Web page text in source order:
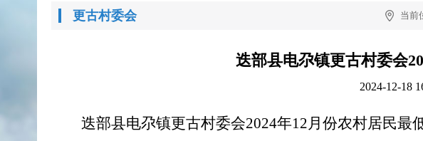
当前
更古村委会
迭部县电尕镇更古村委会
2024-12-18
迭部县电尕镇更古村委会2024年12月份农村居民